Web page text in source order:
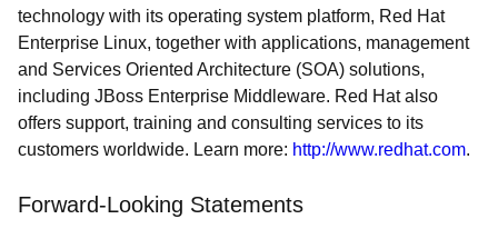
technology with its operating system platform, Red Hat
Enterprise Linux, together with applications, management
and Services Oriented Architecture (SOA) solutions,
including JBoss Enterprise Middleware. Red Hat also
offers support, training and consulting services to its
customers worldwide. Learn more: http://www.redhat.com.
Forward-Looking Statements